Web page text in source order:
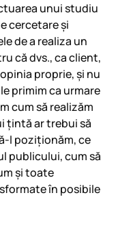
unui studiu
cercetare și
de a realiza un
că dvs., ca client,
proprie, și nu
primim ca urmare
cum să realizăm
țintă ar trebui să
l poziționăm, ce
publicului, cum să
și toate
în posibile